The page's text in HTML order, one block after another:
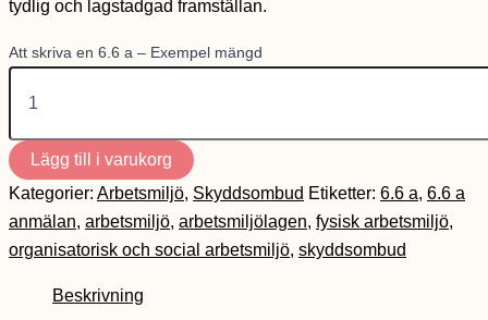
tydlig och lagstadgad framställan.
Att skriva en 6.6 a – Exempel mängd
Lägg till i varukorg
Kategorier: Arbetsmiljö, Skyddsombud Etiketter: 6.6 a, 6.6 a
anmälan, arbetsmiljö, arbetsmiljölagen, fysisk arbetsmiljö,
organisatorisk och social arbetsmiljö, skyddsombud
Beskrivning